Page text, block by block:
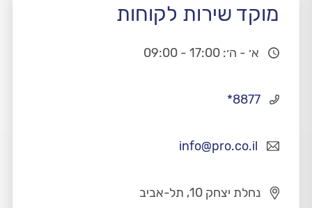
מוקד שירות לקוחות
א׳ - ה׳: 17:00 - 09:00
info@pro.co.il
*8877
נחלת יצחק 10, תל-אביב